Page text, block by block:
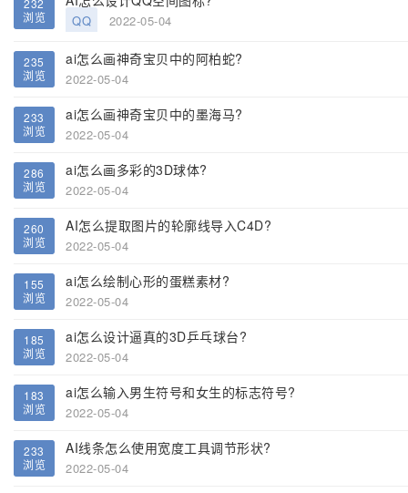
浏览
QQ 2022-05-04
235
浏览
ai怎么画神奇宝贝中的阿柏蛇?
2022-05-04
233
浏览
ai怎么画神奇宝贝中的墨海马?
2022-05-04
286
浏览
ai怎么画多彩的3D球体?
2022-05-04
260
浏览
AI怎么提取图片的轮廓线导入C4D?
2022-05-04
155
浏览
ai怎么绘制心形的蛋糕素材?
2022-05-04
185
浏览
ai怎么设计逼真的3D乒乓球台?
2022-05-04
183
浏览
ai怎么输入男生符号和女生的标志符号?
2022-05-04
233
浏览
AI线条怎么使用宽度工具调节形状?
2022-05-04